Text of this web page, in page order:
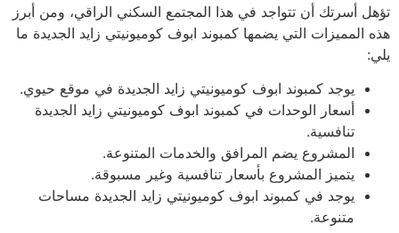
تؤهل أسرتك أن تتواجد في هذا المجتمع السكني الراقي، ومن أبرز
هذه المميزات التي يضمها كمبوند ابوف كوميونيتي زايد الجديدة ما
يلي:
يوجد كمبوند ابوف كوميونيتي زايد الجديدة في موقع حيوي.
أسعار الوحدات في كمبوند ابوف كوميونيتي زايد الجديدة
تنافسية.
المشروع يضم المرافق والخدمات المتنوعة.
يتميز المشروع بأسعار تنافسية وغير مسبوقة.
يوجد في كمبوند ابوف كوميونيتي زايد الجديدة مساحات
متنوعة.